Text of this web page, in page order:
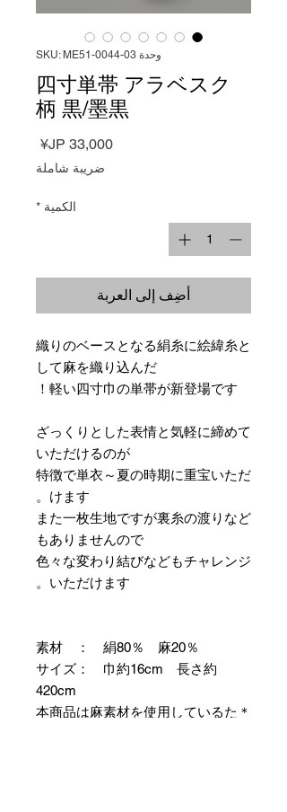
وحدة SKU: ME51-0044-03
四寸単帯 アラベスク
柄 黒/墨黒
السعر
ضريبة شاملة
الكمية *
أضِف إلى العربة
織りのベースとなる絹糸に絵緯糸と
して麻を織り込んだ
軽い四寸巾の単帯が新登場です！
ざっくりとした表情と気軽に締めて
いただけるのが
特徴で単衣～夏の時期に重宝いただ
けます。
また一枚生地ですが裏糸の渡りなど
もありませんので
色々な変わり結びなどもチャレンジ
いただけます。
素材 ： 絹80％ 麻20％
サイズ： 巾約16cm 長さ約
420cm
＊本商品は麻素材を使用しているた